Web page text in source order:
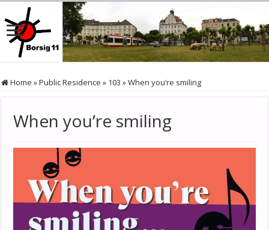
Home »Public Residence » 103 »When you’re smiling
When you’re smiling